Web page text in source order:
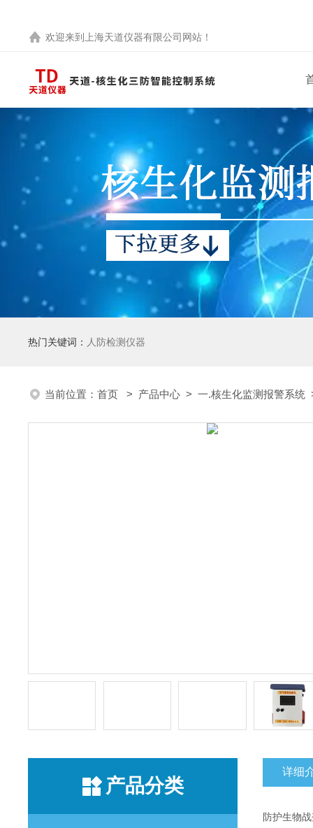
欢迎来到 上海天道仪器有限公司 网站！
热门关键词： 人防检测仪器
当前位置： 首页 > 产品中心 > 一.核生化监测报警系统
产品分类
详细
防护生物